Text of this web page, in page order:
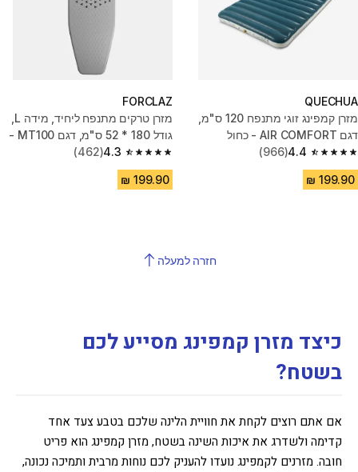
QUECHUA
מזרן קמפינג זוגי מתנפח 120 ס"מ,
דגם AIR COMFORT - כחול
4.4
4.4 out of 5 stars from 966 reviews
(966)
FORCLAZ
גודל 180 * 52 ס"מ, דגם MT100 -
אפור
4.3
4.3 out of 5 stars from 462 reviews
(462)
חזרה למעלה
כיצד מזרן קמפינג מסייע לכם
בשטח?
אם אתם רוצים לקחת את חוויית הלינה שלכם בטבע צעד אחד
קדימה ולשדרג את איכות השינה בשטח, מזרן קמפינג הוא פריט
חובה. מזרנים לקמפינג נועדו להעניק לכם נוחות מרבית ותמיכה נכונה,